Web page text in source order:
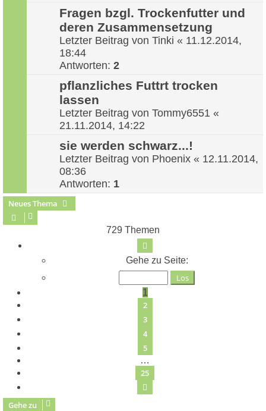
Fragen bzgl. Trockenfutter und
deren Zusammensetzung
Letzter Beitrag von Tinki « 11.12.2014,
18:44
Antworten: 2
pflanzliches Futtrt trocken
lassen
Letzter Beitrag von Tommy6551 «
21.11.2014, 14:22
sie werden schwarz...!
Letzter Beitrag von Phoenix « 12.11.2014,
08:36
Antworten: 1
Neues Thema
729 Themen
Gehe zu Seite:
1
2
3
4
5
…
25
Gehe zu